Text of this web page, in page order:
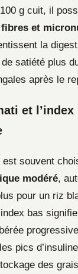
g cuit, il
fibres et
la
satiété plus
après le
et l’index
souvent
modéré,
pour un riz
bas
pics
des